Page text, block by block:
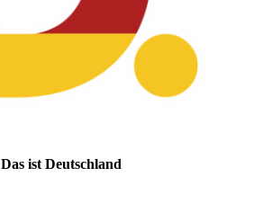
Das ist Deutschland